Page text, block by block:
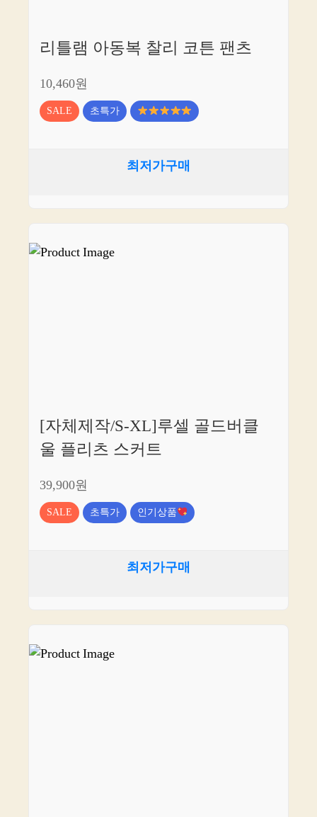
리틀램 아동복 찰리 코튼 팬츠
10,460원
SALE 초특가
최저가구매
[자체제작/S-XL]루셀 골드버클
울 플리츠 스커트
39,900원
SALE 초특가 인기상품
최저가구매